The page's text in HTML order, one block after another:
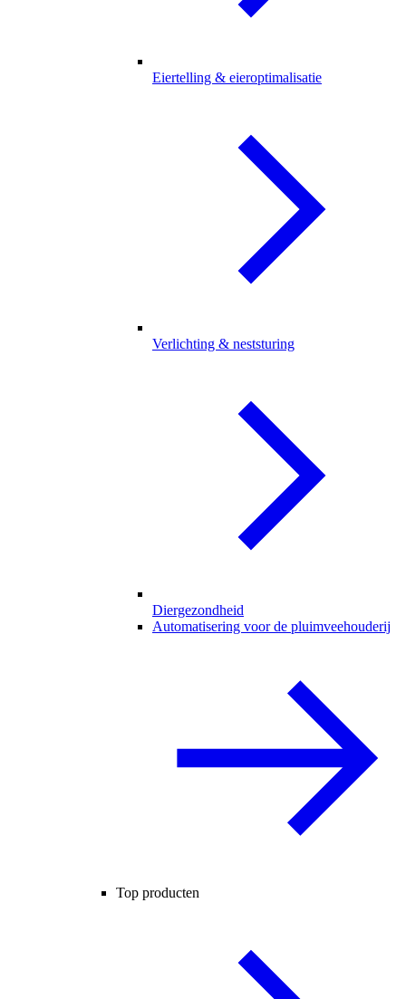
Eiertelling & eieroptimalisatie
Verlichting & neststuring
Diergezondheid
Automatisering voor de pluimveehouderij
Top producten